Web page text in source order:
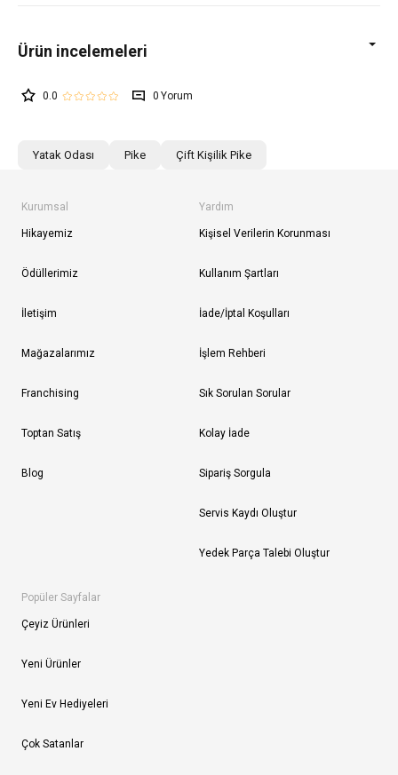
0.0 0
Yatak Odası Pike Çift Kişilik Pike
Kurumsal
Hikayemiz
Ödüllerimiz
İletişim
Mağazalarımız
Franchising
Toptan Satış
Blog
Yardım
Kişisel Verilerin Korunması
Kullanım Şartları
İade/İptal Koşulları
İşlem Rehberi
Sık Sorulan Sorular
Kolay İade
Sipariş Sorgula
Servis Kaydı Oluştur
Yedek Parça Talebi Oluştur
Popüler Sayfalar
Çeyiz Ürünleri
Yeni Ürünler
Yeni Ev Hediyeleri
Çok Satanlar